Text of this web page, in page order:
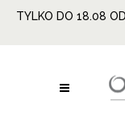
TYLKO DO 18.08